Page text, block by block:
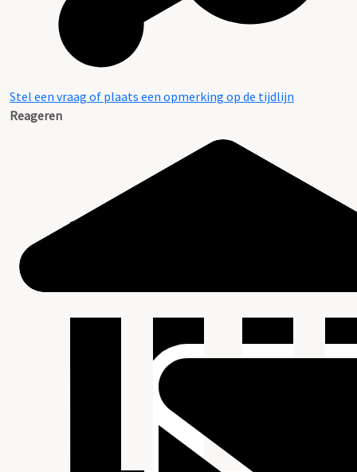
Stel een vraag of plaats een opmerking op de tijdlijn
Reageren